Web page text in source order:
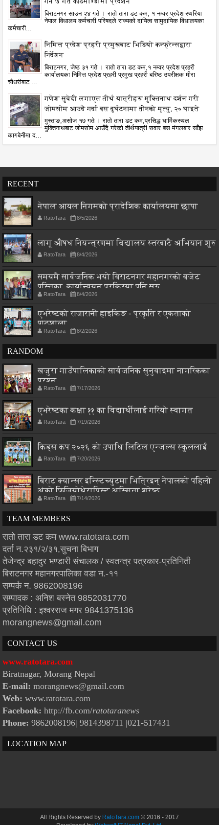
बिराटनगर साउन २४ गते । रातो तारा डट कम, १ नम्वर प्रदेश स्थरिया
नेपाल विधालय कर्मचारी परिषदले राज्यको दायित्व सामुदायिक विधालयका
कर्मचारी...
निमित्त प्रदेश प्रहरी प्रमुखबाट भिडियो कन्फ्रेन्सद्वारा
निर्देशन
बिराटनगर, जेष्ठ ३१ गते । रातो तारा डट कम,१ नम्वर प्रदेश प्रहरी
कार्यालयका निमित्त प्रदेश प्रहरी प्रमुख प्रहरी बरिष्ठ उपरीक्षक मीरा
चौधरीबाट ...
गणेश सुवेदी लगाएत तीर्थ यात्रीहरू मुक्तिनाथ दर्शन गरी
जोमसोम आउदै गर्दा बस दुर्घटनामा तीनको मृत्यु, २० घाइते
मुस्ताङ,असोज १७ गते । रातो तारा डट कम,प्रसिद्ध धार्मिकस्थल
मुक्तिनाथबाट जोमसोम आउँदै गरेको तीर्थयात्री सवार बस मंगलबार साँझ
कागबेनीमा द...
RECENT
नेपाल आयल निगमको प्रादेशिक कार्यालयमा छापा
RatoTara 8/5/2026
लागू औषध नियन्त्रणमा विद्यालय स्तरबाटै अभियान शुरु
RatoTara 8/4/2026
समयमै सार्वजनिक भयो विराटनगर महानगरको बजेट
पुस्तिका, कार्यान्वयन प्रक्रिया पनि सुरु
RatoTara 8/4/2026
एभरेष्टको राजारानी हाइकिङ - प्रकृति र एकताको
पाठशाला
RatoTara 8/2/2026
RANDOM
खजुरा गाउँपालिकाको सार्वजनिक सुनुवाइमा नागरिकका
प्रश्न
RatoTara 7/17/2026
एभरेष्टका कक्षा ११ का विद्यार्थीलाई गरियो स्वागत
RatoTara 7/19/2026
किड्स कप २०२६ को उपाधि लिटिल एन्जल्स स्कुललाई
RatoTara 7/20/2026
बिराट क्यान्सर इन्स्टिच्युटमा भित्रिइन् नेपालको पहिलो
अंको फिजियोथेरापिस्ट अस्मिता श्रेष्ठ
RatoTara 7/14/2026
TEAM MEMBERS
रातो तारा डट कम www.ratotara.com
दर्ता न.२३१/२/३१,सुचना बिभाग
तेजेन्द्र बहादुर भण्डारी संचालक / स्वतन्त्र पत्रकार-प्रतिनिती
बिराटनगर महानगरपालिका वडा न.-११
सम्पर्क न. 9862008196
सम्पादक : अनिश बस्नेत 9852031770
प्रतिनिधि : इश्वरराज मगर 9841375136
morangnews@gmail.com
CONTACT US
www.ratotara.com
Biratnagar, Morang Nepal
E-mail: morangnews@gmail.com
Web: www.ratotara.com
Facebook: http://fb.com/ratotaranews
Phone: 9862008196| 9814398711 |021-517431
LOCATION MAP
All Rights Reserved by RatoTara.com © 2016 - 2017